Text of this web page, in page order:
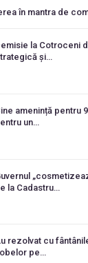
în mantra de
la Cotroceni
și…
amenință pentru
un…
la Cadastru…
rezolvat cu
pe…